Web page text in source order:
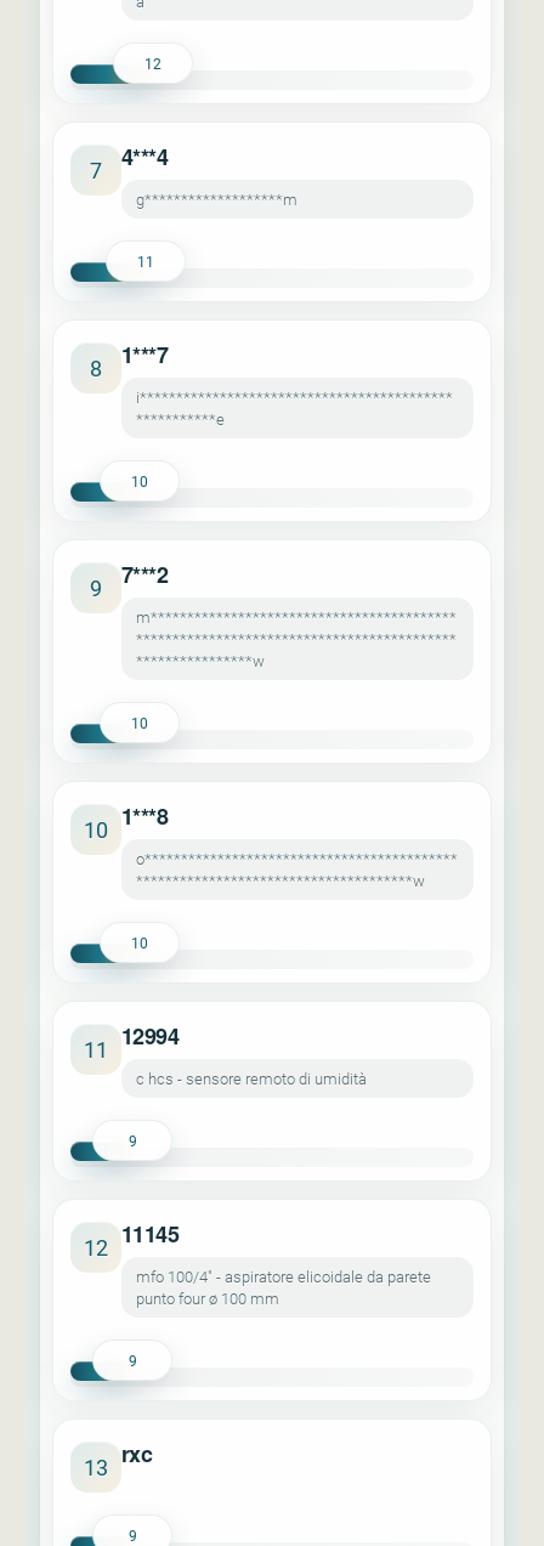
12
7 4***4
g*******************m
11
8 1***7
i*******************************************
***********e
10
9 7***2
m******************************************
********************************************
****************w
10
10 1***8
o*******************************************
**************************************w
10
11 12994
c hcs - sensore remoto di umidità
9
12 11145
mfo 100/4" - aspiratore elicoidale da parete
punto four ø 100 mm
9
13 rxc
9